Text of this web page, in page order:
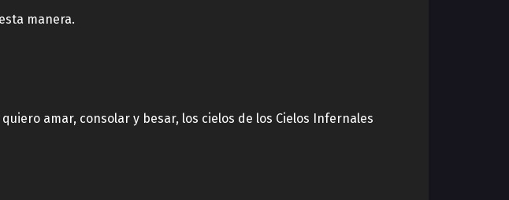
manera.
amar, consolar y besar, los cielos de los Cielos Infernales